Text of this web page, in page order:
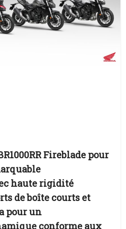
Fireblade pour
haute rigidité
de boîte courts et
pour un
conforme aux